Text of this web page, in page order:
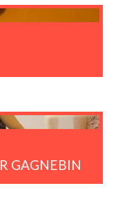
GAGNEBIN